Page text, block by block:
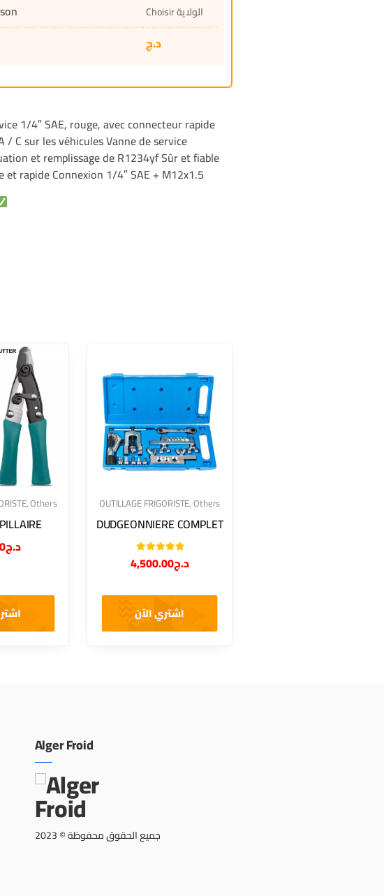
Choisir الولاية
د.ج
1/4″ SAE, rouge, avec connecteur rapide
/ C sur les véhicules Vanne de service
et remplissage de R1234yf Sûr et fiable
et rapide Connexion 1/4″ SAE + M12x1.5
,Others
د.ج
OUTILLAGE FRIGORISTE,Others
DUDGEONNIERE COMPLET
Note5.00
sur 5 د.ج4,500.00
اشتري الآن
Alger Froid
جميع الحقوق محفوظة © 2023